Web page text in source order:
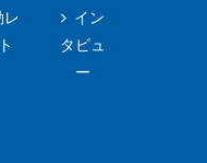
レ
イン
タビュ
ー